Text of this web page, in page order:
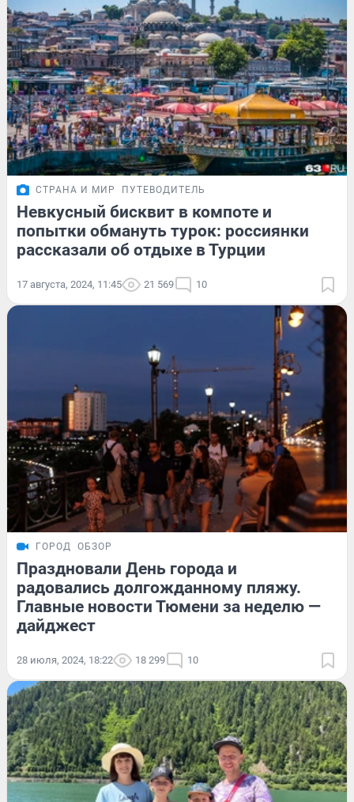
СТРАНА И МИР ПУТЕВОДИТЕЛЬ
Невкусный бисквит в компоте и
попытки обмануть турок: россиянки
рассказали об отдыхе в Турции
17 августа, 2024, 11:45 21 569 10
ГОРОД ОБЗОР
Праздновали День города и
радовались долгожданному пляжу.
Главные новости Тюмени за неделю —
дайджест
28 июля, 2024, 18:22 18 299 10